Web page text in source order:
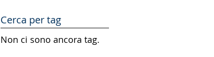
Cerca per tag
Non ci sono ancora tag.